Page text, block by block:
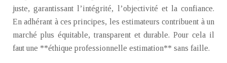
juste, garantissant l’intégrité, l’objectivité et la confiance.
En adhérant à ces principes, les estimateurs contribuent à un
marché plus équitable, transparent et durable. Pour cela il
faut une **éthique professionnelle estimation** sans faille.